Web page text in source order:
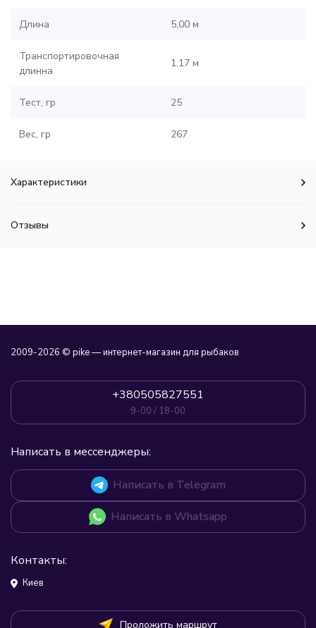
Длина 5,00 м
Транспортировочная
длинна
1,17 м
Тест, гр 25
Вес, гр 267
Характеристики
Отзывы
2009-2026 © pike — интернет-магазин для рыбаков
+380505827551
9-00 / 18-00
Написать в мессенджеры:
Написать в Telegram
Написать в Whatsapp
Контакты:
Киев
Проложить маршрут